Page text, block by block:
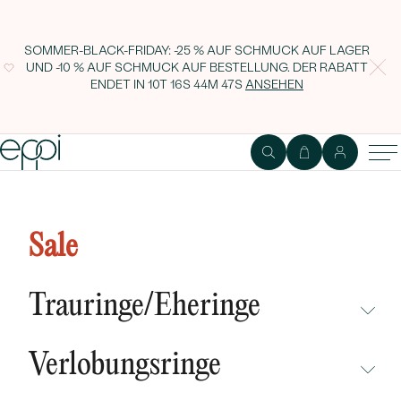
SOMMER-BLACK-FRIDAY: -25 % AUF SCHMUCK AUF LAGER
UND -10 % AUF SCHMUCK AUF BESTELLUNG. DER RABATT
ENDET IN 10T 16S 44M 46S ANSEHEN
Sale
Trauringe/Eheringe
NEUHEITEN
Verlobungsringe
mit einem Diamanten und Gravur
Mays